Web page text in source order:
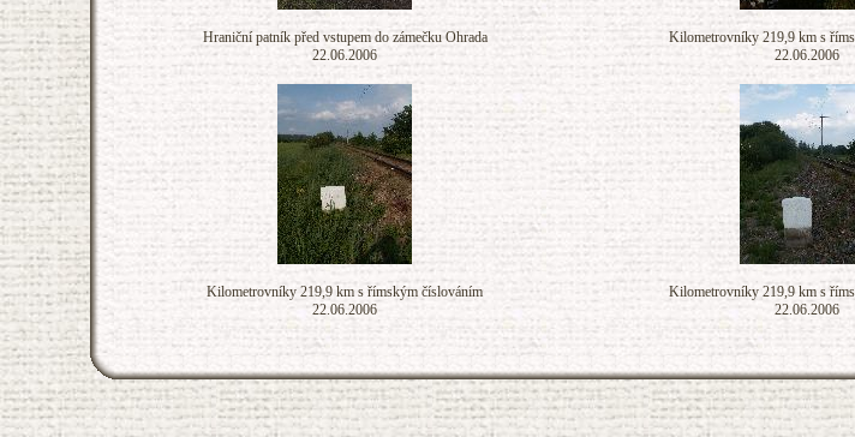
Hraniční patník před vstupem do zámečku Ohrada
22.06.2006
Kilometrovníky 219,9 km s
22.06.2006
Kilometrovníky 219,9 km s římským číslováním
22.06.2006
Kilometrovníky 219,9 km s
22.06.2006